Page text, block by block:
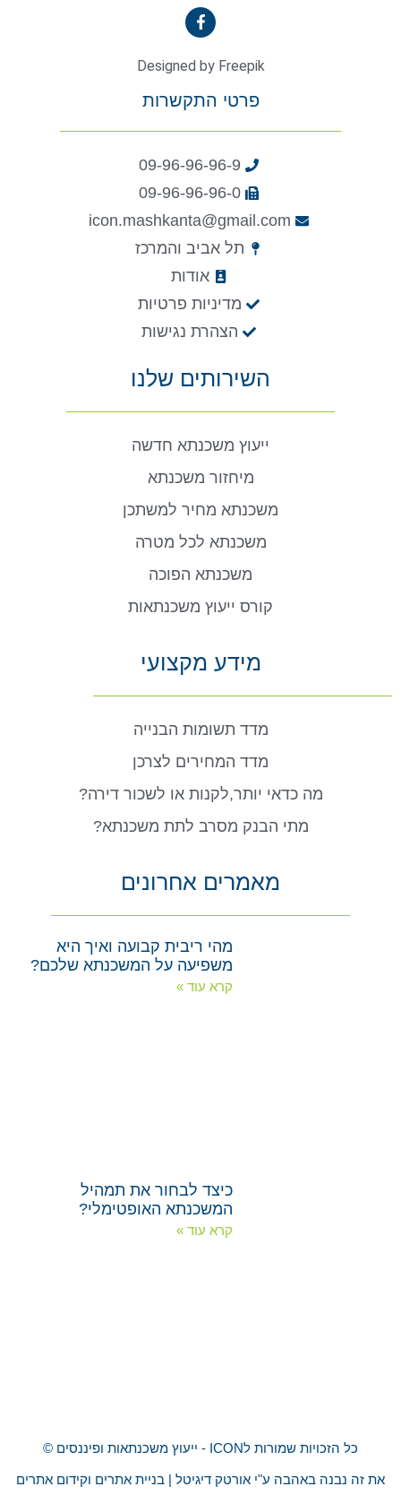
Designed by Freepik
פרטי התקשרות
09-96-96-96-9
09-96-96-96-0
icon.mashkanta@gmail.com
תל אביב והמרכז
אודות
מדיניות פרטיות
הצהרת נגישות
השירותים שלנו
ייעוץ משכנתא חדשה
מיחזור משכנתא
משכנתא מחיר למשתכן
משכנתא לכל מטרה
משכנתא הפוכה
קורס ייעוץ משכנתאות
מידע מקצועי
מדד תשומות הבנייה
מדד המחירים לצרכן
מה כדאי יותר,לקנות או לשכור דירה?
מתי הבנק מסרב לתת משכנתא?
מאמרים אחרונים
מהי ריבית קבועה ואיך היא
משפיעה על המשכנתא שלכם?
קרא עוד »
כיצד לבחור את תמהיל
המשכנתא האופטימלי?
קרא עוד »
כל הזכויות שמורות לICON - ייעוץ משכנתאות ופיננסים ©
את זה נבנה באהבה ע"י אורטק דיגיטל | בניית אתרים וקידום אתרים